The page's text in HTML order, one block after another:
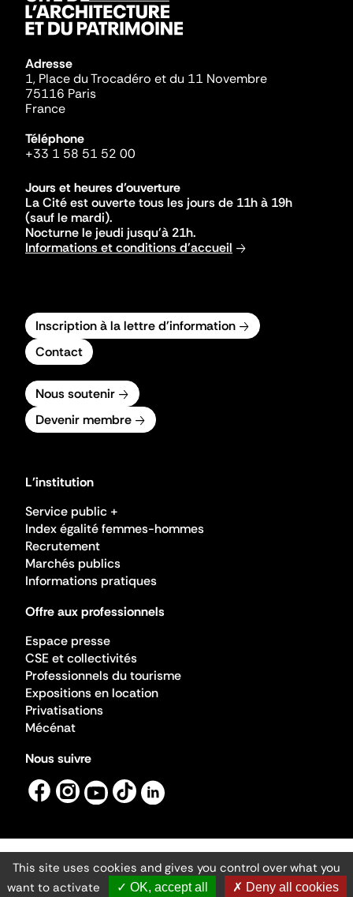
Adresse
1, Place du Trocadéro et du 11 Novembre
75116 Paris
France
Téléphone
+33 1 58 51 52 00
Jours et heures d'ouverture
La Cité est ouverte tous les jours de 11h à 19h
(sauf le mardi).
Nocturne le jeudi jusqu'à 21h.
Informations et conditions d'accueil
Inscription à la lettre d'information
Contact
Nous soutenir
Devenir membre
L'institution
Service public +
Index égalité femmes-hommes
Recrutement
Marchés publics
Informations pratiques
Offre aux professionnels
Espace presse
CSE et collectivités
Professionnels du tourisme
Expositions en location
Privatisations
Mécénat
Nous suivre
Mentions légales
Gestion des cookies
Accessibilité numérique
This site uses cookies and gives you control over what you
want to activate
✓ OK, accept all ✗ Deny all cookies